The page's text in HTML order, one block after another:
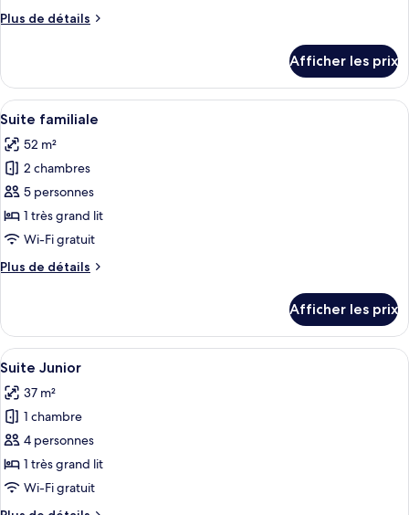
chambre :
Plus de détails
Plus
Chambre
Standard
Afficher les prix
Afficher
toutes
les
photos
pour
ce
type
chambre :
Une chambre moderne avec un
7
Suite familiale
52 m²
2 chambres
5 personnes
1 très grand lit
Wi-Fi gratuit
Plus de détails
Plus
Suite
familiale
Afficher les prix
Afficher
toutes
les
photos
pour
ce
type
Une chambre d’hôtel moderne
6
Suite Junior
37 m²
1 chambre
4 personnes
1 très grand lit
Wi-Fi gratuit